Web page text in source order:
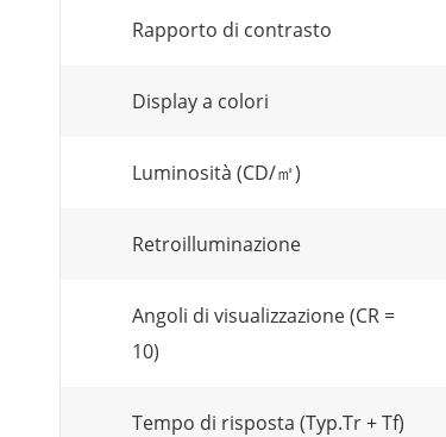
Rapporto di contrasto
Display a colori
Luminosità (CD/㎡)
Retroilluminazione
Angoli di visualizzazione (CR =
10)
Tempo di risposta (Typ.Tr + Tf)